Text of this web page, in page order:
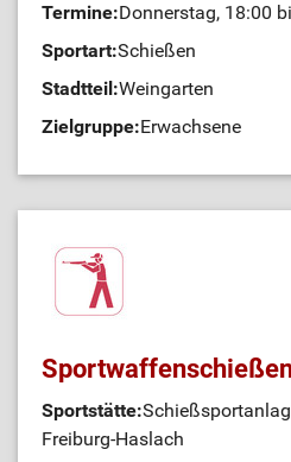
Termine:Donnerstag, 18:00
Sportart:Schießen
Stadtteil:Weingarten
Zielgruppe:Erwachsene
Sportstätte:
Freiburg-Haslach